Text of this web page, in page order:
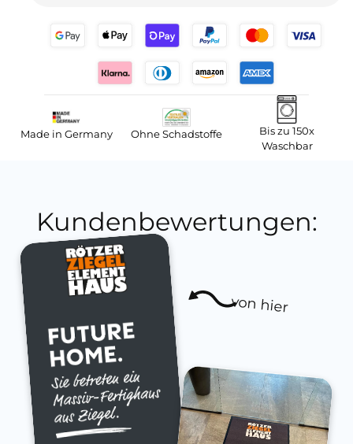
Made in Germany Ohne Schadstoffe
Bis zu 150x
Waschbar
Kundenbewertungen:
von hier